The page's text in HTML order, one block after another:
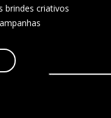
brindes criativos